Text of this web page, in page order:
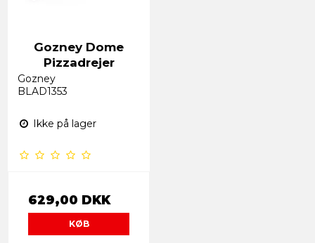
Gozney Dome
Pizzadrejer
Gozney
BLAD1353
Ikke på lager
629,00 DKK
KØB